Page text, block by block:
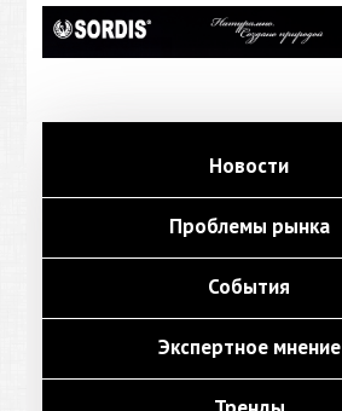
Новости
Проблемы рынка
События
Экспертное мнение